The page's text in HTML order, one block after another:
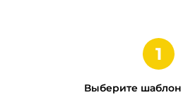
Выберите шаблон